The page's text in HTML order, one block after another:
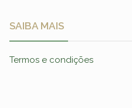
SAIBA MAIS
Termos e condições